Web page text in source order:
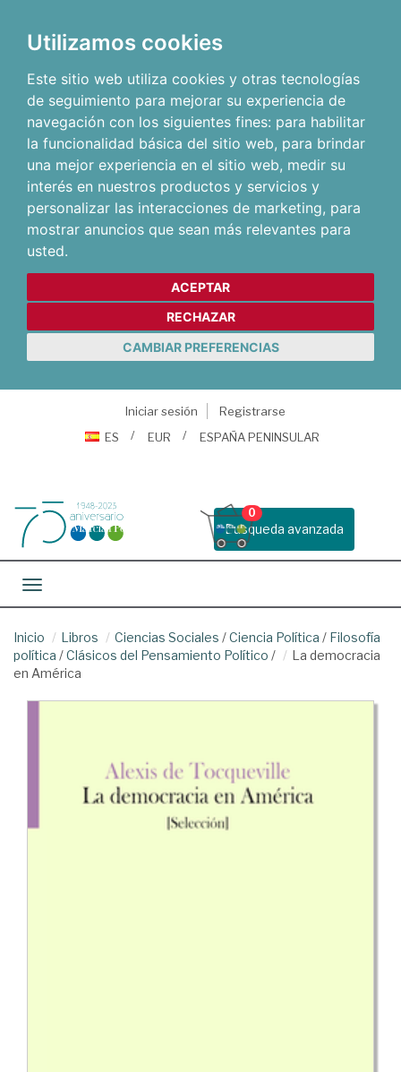
Utilizamos cookies
Este sitio web utiliza cookies y otras tecnologías
de seguimiento para mejorar su experiencia de
navegación con los siguientes fines: para habilitar
la funcionalidad básica del sitio web, para brindar
una mejor experiencia en el sitio web, medir su
interés en nuestros productos y servicios y
personalizar las interacciones de marketing, para
mostrar anuncios que sean más relevantes para
usted.
ACEPTAR
RECHAZAR
CAMBIAR PREFERENCIAS
Iniciar sesión
Registrarse
ES
EUR ESPAÑA PENINSULAR
Busqueda avanzada
0
Toggle navigation
Inicio Libros Ciencias Sociales /Ciencia Política / Filosofía
política /Clásicos del Pensamiento Político /
La democracia
en América